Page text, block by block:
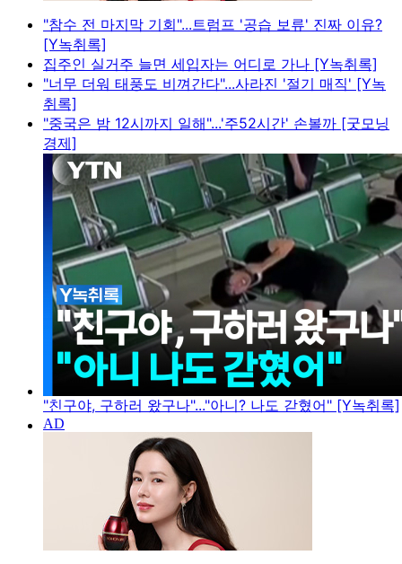
"참수 전 마지막 기회"...트럼프 '공습 보류' 진짜 이유?
[Y녹취록]
집주인 실거주 늘면 세입자는 어디로 가나 [Y녹취록]
"너무 더워 태풍도 비껴간다"...사라진 '절기 매직' [Y녹
취록]
"중국은 밤 12시까지 일해"...'주52시간' 손볼까 [굿모닝
경제]
"친구야, 구하러 왔구나"..."아니? 나도 갇혔어" [Y녹취록]